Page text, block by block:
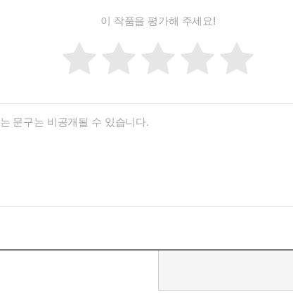
이 작품을 평가해 주세요!